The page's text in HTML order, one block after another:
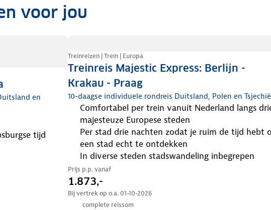
voor jou
en
tijd
Treinreis Majestic Express: Berlijn -
Krakau - Praag
Treinreizen | Trein | Europa
10-daagse individuele rondreis Duitsland, Polen en Tsjechië
comfortabel per trein vanuit Nederland langs drie
majesteuze Europese steden
per stad drie nachten zodat je ruim de tijd hebt om
een stad echt te ontdekken
in diverse steden stadswandeling inbegrepen
Prijs p.p. vanaf
1.873,-
Bij vertrek op o.a. 01-10-2026
complete reissom